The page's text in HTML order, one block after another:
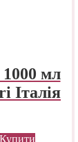
мл
Італія
Купити